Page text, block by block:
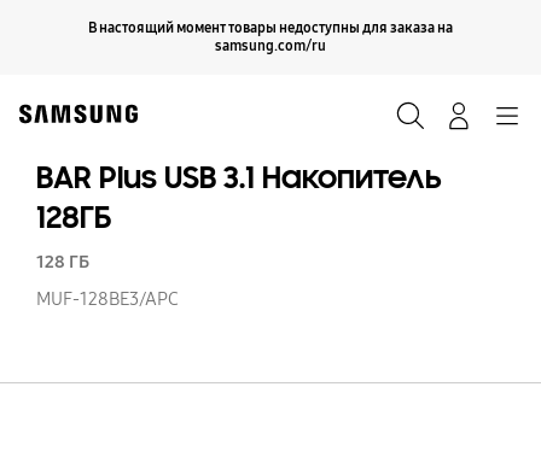
В настоящий момент товары недоступны для заказа на
samsung.com/ru
Продолжить
BAR Plus USB 3.1 Накопитель
128ГБ
128 ГБ
MUF-128BE3/APC